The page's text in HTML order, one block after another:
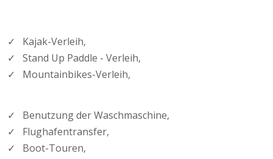
✓ Kajak-Verleih,
✓ Stand Up Paddle - Verleih,
✓ Mountainbikes-Verleih,
✓ Benutzung der Waschmaschine,
✓ Flughafentransfer,
✓ Boot-Touren,